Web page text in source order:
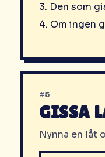
Den som
Om ingen
#5
GISSA
Nynna en låt